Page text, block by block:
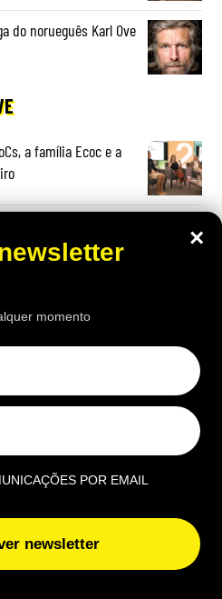
do norueguês Karl Ove
a família Ecoc e a
entram em vigor já
×
momento
POR EMAIL
newsletter